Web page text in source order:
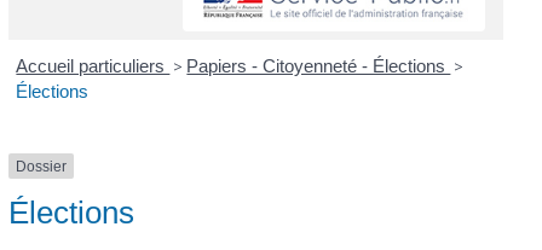
Accueil particuliers > Papiers - Citoyenneté - Élections >
Élections
Dossier
Élections